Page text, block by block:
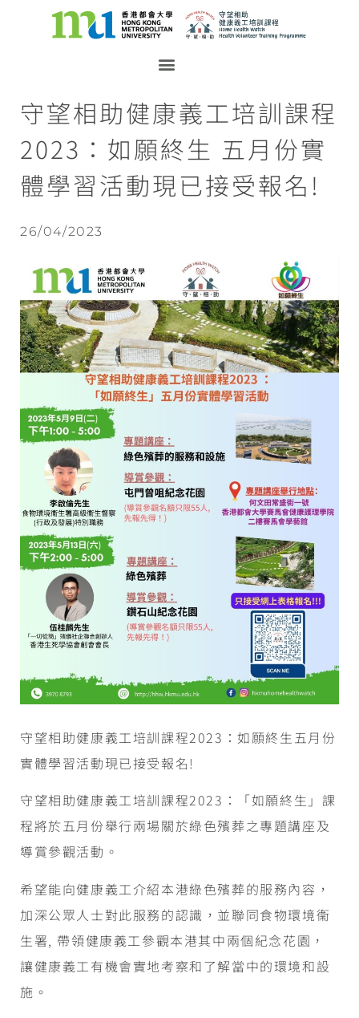
守望相助健康義工培訓課程
2023：如願終生 五月份實
體學習活動現已接受報名!
26/04/2023
守望相助健康義工培訓課程2023：如願終生五月份
實體學習活動現已接受報名!
守望相助健康義工培訓課程2023：「如願終生」課
程將於五月份舉行兩場關於綠色殯葬之專題講座及
導賞參觀活動。
希望能向健康義工介紹本港綠色殯葬的服務內容，
加深公眾人士對此服務的認識，並聯同食物環境衞
生署, 帶領健康義工參觀本港其中兩個紀念花園，
讓健康義工有機會實地考察和了解當中的環境和設
施。